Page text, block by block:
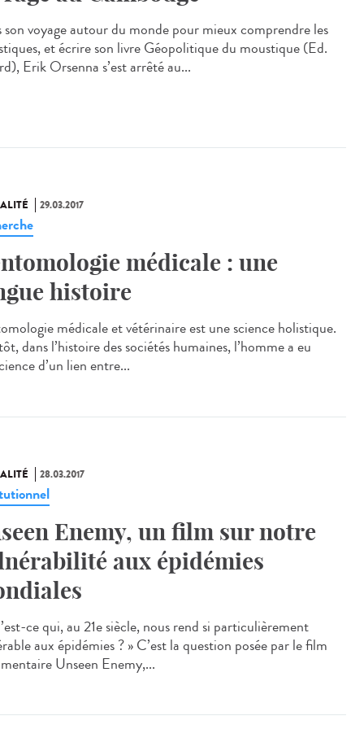
son voyage autour du monde pour mieux comprendre les
et écrire son livre Géopolitique du moustique (Ed.
Erik Orsenna s’est arrêté au...
29.03.2017
médicale : une
histoire
médicale et vétérinaire est une science holistique.
dans l’histoire des sociétés humaines, l’homme a eu
d’un lien entre...
28.03.2017
Enemy, un film sur notre
aux épidémies
ce qui, au 21e siècle, nous rend si particulièrement
aux épidémies ? » C’est la question posée par le film
Unseen Enemy,...